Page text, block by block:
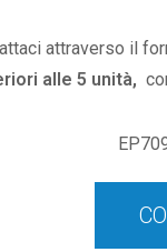
attraverso il
alle 5 unità,